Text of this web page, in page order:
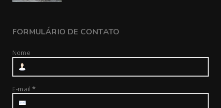
FORMULÁRIO DE CONTATO
Nome
E-mail*